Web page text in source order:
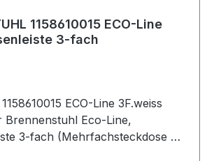
1158610015 ECO-Line
3-fach
ECO-Line 3F.weiss
Brennenstuhl Eco-Line,
3-fach (Mehrfachsteckdose mit